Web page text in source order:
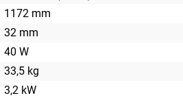
1172 mm
32 mm
40 W
33,5 kg
3,2 kW